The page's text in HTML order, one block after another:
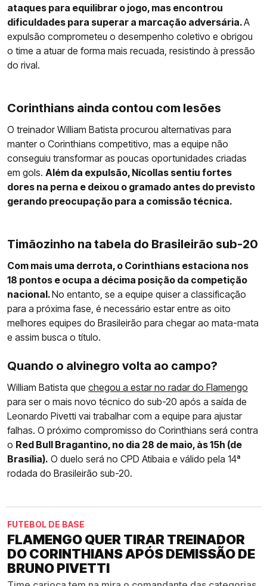
ataques para equilibrar o jogo, mas encontrou
dificuldades para superar a marcação adversária.A
expulsão comprometeu o desempenho coletivo e obrigou
o time a atuar de forma mais recuada, resistindo à pressão
do rival.
Corinthians ainda contou com lesões
O treinador William Batista procurou alternativas para
manter o Corinthians competitivo, mas a equipe não
conseguiu transformar as poucas oportunidades criadas
em gols. Além da expulsão, Nícollas sentiu fortes
dores na perna e deixou o gramado antes do previsto
gerando preocupação para a comissão técnica.
Timãozinho na tabela do Brasileirão sub-20
Com mais uma derrota, o Corinthians estaciona nos
18 pontos e ocupa a décima posição da competição
nacional.No entanto, se a equipe quiser a classificação
para a próxima fase, é necessário estar entre as oito
melhores equipes do Brasileirão para chegar ao mata-mata
e assim busca o título.
Quando o alvinegro volta ao campo?
William Batista que chegou a estar no radar do Flamengo
para ser o mais novo técnico do sub-20 após a saída de
Leonardo Pivetti vai trabalhar com a equipe para ajustar
falhas. O próximo compromisso do Corinthians será contra
o Red Bull Bragantino, no dia 28 de maio, às 15h (de
Brasília). O duelo será no CPD Atibaia e válido pela 14ª
rodada do Brasileirão sub-20.
FUTEBOL DE BASE
FLAMENGO QUER TIRAR TREINADOR
DO CORINTHIANS APÓS DEMISSÃO DE
BRUNO PIVETTI